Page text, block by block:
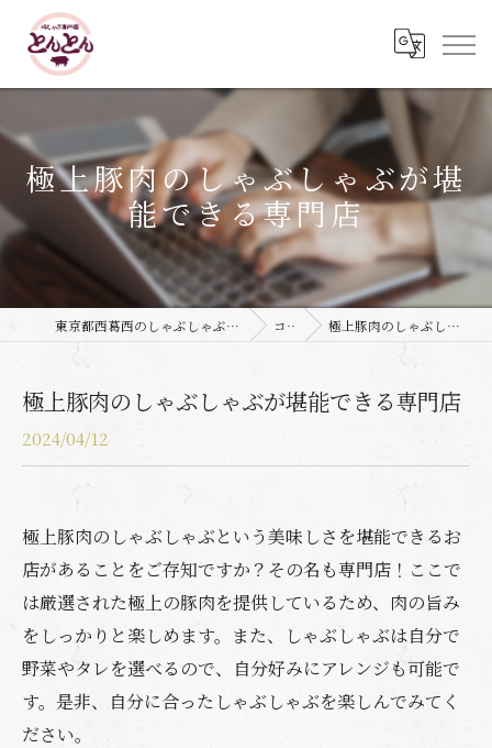
極上豚肉のしゃぶしゃぶが堪
能できる専門店
東京都西葛西のしゃぶしゃぶなら豚しゃぶ専門店 とんとん コラム 極上豚肉のしゃぶしゃぶが堪能できる専門店
極上豚肉のしゃぶしゃぶが堪能できる専門店
2024/04/12
極上豚肉のしゃぶしゃぶという美味しさを堪能できるお
店があることをご存知ですか？その名も専門店！ここで
は厳選された極上の豚肉を提供しているため、肉の旨み
をしっかりと楽しめます。また、しゃぶしゃぶは自分で
野菜やタレを選べるので、自分好みにアレンジも可能で
す。是非、自分に合ったしゃぶしゃぶを楽しんでみてく
ださい。